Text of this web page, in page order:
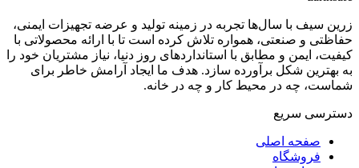
زرین سیف با سال‌ها تجربه در زمینه تولید و عرضه تجهیزات ایمنی،
حفاظتی و صنعتی، همواره تلاش کرده است تا با ارائه محصولاتی با
کیفیت، ایمن و مطابق با استانداردهای روز دنیا، نیاز مشتریان خود را
به بهترین شکل برآورده سازد. هدف ما ایجاد آرامش خاطر برای
شماست، چه در محیط کار و چه در خانه.
دسترسی سریع
صفحه اصلی
فروشگاه